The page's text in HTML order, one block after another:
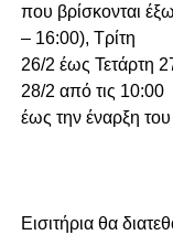
που βρίσκονται
– 16:00), Τρίτη
26/2 έως Τετάρτη
28/2 από τις 10:00
έως την έναρξη
Εισιτήρια θα